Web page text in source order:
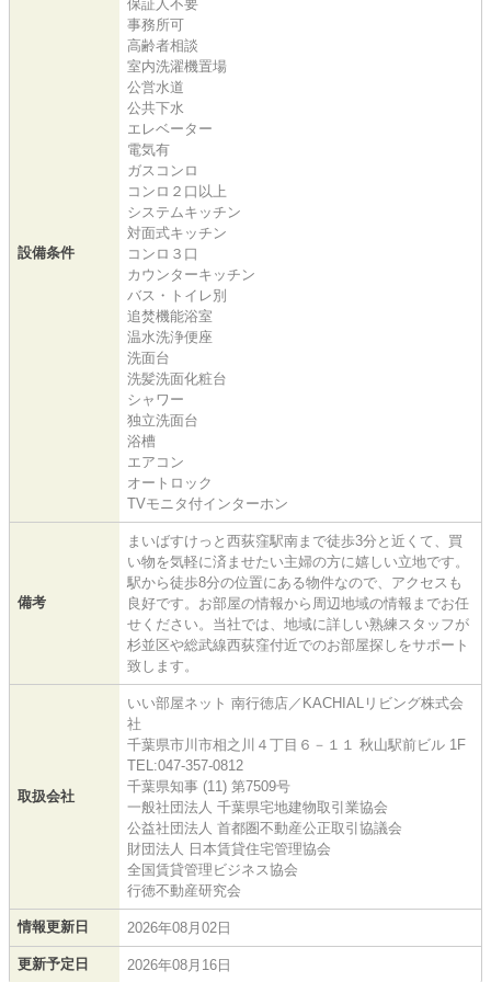
設備条件
保証人不要
事務所可
高齢者相談
室内洗濯機置場
公営水道
公共下水
エレベーター
電気有
ガスコンロ
コンロ２口以上
システムキッチン
対面式キッチン
コンロ３口
カウンターキッチン
バス・トイレ別
追焚機能浴室
温水洗浄便座
洗面台
洗髪洗面化粧台
シャワー
独立洗面台
浴槽
エアコン
オートロック
TVモニタ付インターホン
備考
まいばすけっと西荻窪駅南まで徒歩3分と近くて、買
い物を気軽に済ませたい主婦の方に嬉しい立地です。
駅から徒歩8分の位置にある物件なので、アクセスも
良好です。お部屋の情報から周辺地域の情報までお任
せください。当社では、地域に詳しい熟練スタッフが
杉並区や総武線西荻窪付近でのお部屋探しをサポート
致します。
取扱会社
いい部屋ネット 南行徳店／KACHIALリビング株式会
社
千葉県市川市相之川４丁目６－１１ 秋山駅前ビル 1F
TEL:047-357-0812
千葉県知事 (11) 第7509号
一般社団法人 千葉県宅地建物取引業協会
公益社団法人 首都圏不動産公正取引協議会
財団法人 日本賃貸住宅管理協会
全国賃貸管理ビジネス協会
行徳不動産研究会
情報更新日 2026年08月02日
更新予定日 2026年08月16日